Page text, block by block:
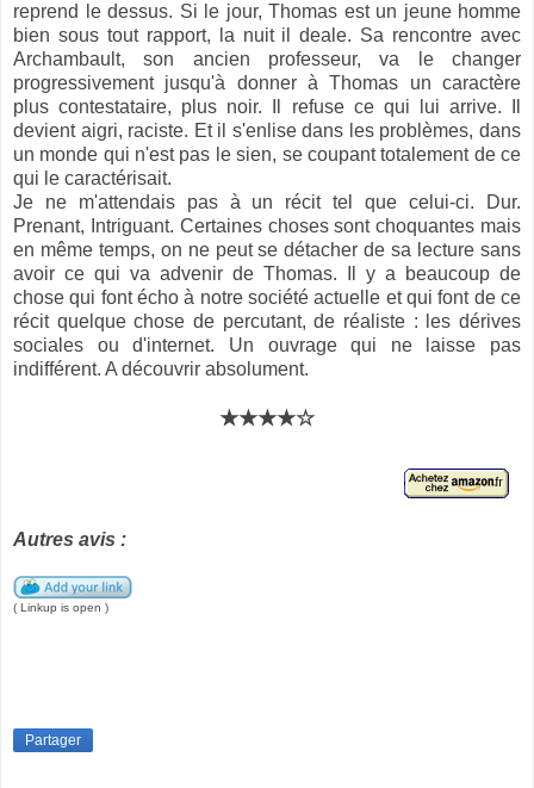
reprend le dessus. Si le jour, Thomas est un jeune homme
bien sous tout rapport, la nuit il deale. Sa rencontre avec
Archambault, son ancien professeur, va le changer
progressivement jusqu'à donner à Thomas un caractère
plus contestataire, plus noir. Il refuse ce qui lui arrive. Il
devient aigri, raciste. Et il s'enlise dans les problèmes, dans
un monde qui n'est pas le sien, se coupant totalement de ce
qui le caractérisait.
Je ne m'attendais pas à un récit tel que celui-ci. Dur.
Prenant, Intriguant. Certaines choses sont choquantes mais
en même temps, on ne peut se détacher de sa lecture sans
avoir ce qui va advenir de Thomas. Il y a beaucoup de
chose qui font écho à notre société actuelle et qui font de ce
récit quelque chose de percutant, de réaliste : les dérives
sociales ou d'internet. Un ouvrage qui ne laisse pas
indifférent. A découvrir absolument.
★★★★☆
Autres avis :
( Linkup is open )
Partager